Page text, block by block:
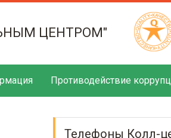
ЦЕНТРОМ"
Противодействие
Телефоны Колл-